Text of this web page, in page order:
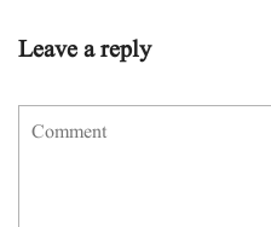
Leave a reply